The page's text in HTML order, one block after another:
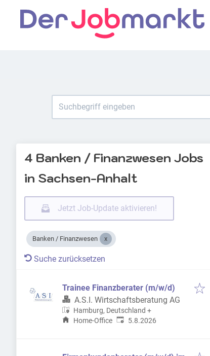
4 Banken / Finanzwesen Jobs
in Sachsen-Anhalt
Jetzt Job-Update aktivieren!
Banken / Finanzwesen
Suche zurücksetzen
Trainee Finanzberater (m/w/d)
A.S.I. Wirtschaftsberatung AG
Hamburg, Deutschland +
Home-Office Veröffentlicht
5.8.2026